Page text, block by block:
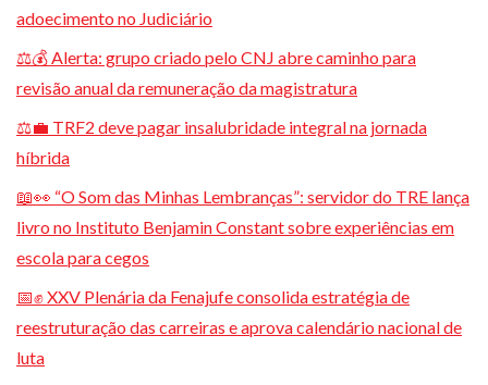
adoecimento no Judiciário
⚖️💰 Alerta: grupo criado pelo CNJ abre caminho para
revisão anual da remuneração da magistratura
⚖️💼 TRF2 deve pagar insalubridade integral na jornada
híbrida
📖👀 “O Som das Minhas Lembranças”: servidor do TRE lança
livro no Instituto Benjamin Constant sobre experiências em
escola para cegos
📅✊ XXV Plenária da Fenajufe consolida estratégia de
reestruturação das carreiras e aprova calendário nacional de
luta